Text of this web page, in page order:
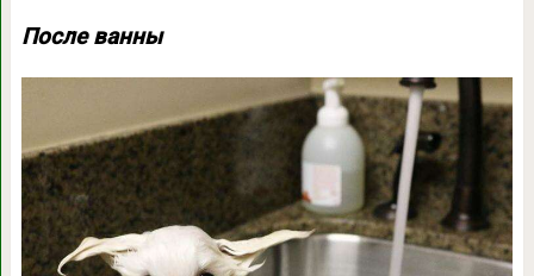
После ванны